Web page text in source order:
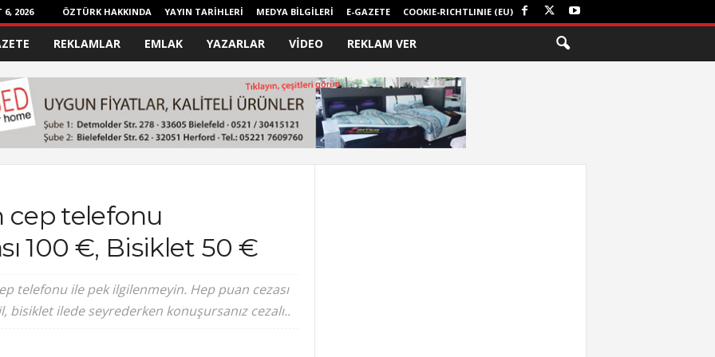
6, 2026 ÖZTÜRK HAKKINDA YAYIN TARİHLERİ MEDYA BİLGİLERİ E-GAZETE COOKIE-RICHTLINIE (EU)
REKLAMLAR EMLAK YAZARLAR VİDEO REKLAM VER
cep telefonu
100 €, Bisiklet 50 €
telefonu ile pek ilgilenmeyin. Hep puan cezası
bisiklet ilede seyrederken konuşursanız cezalı..